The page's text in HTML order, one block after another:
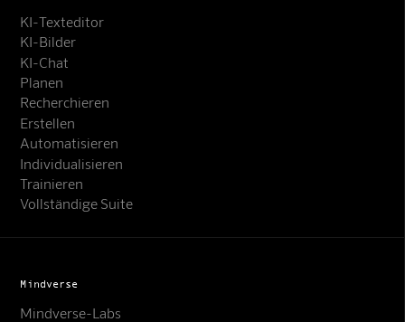
KI-Texteditor
KI-Bilder
KI-Chat
Planen
Recherchieren
Erstellen
Automatisieren
Individualisieren
Trainieren
Vollständige Suite
Mindverse
Mindverse-Labs